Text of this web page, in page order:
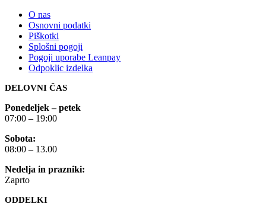
O nas
Osnovni podatki
Piškotki
Splošni pogoji
Pogoji uporabe Leanpay
Odpoklic izdelka
DELOVNI ČAS
Ponedeljek – petek
07:00 – 19:00
Sobota:
08:00 – 13.00
Nedelja in prazniki:
Zaprto
ODDELKI